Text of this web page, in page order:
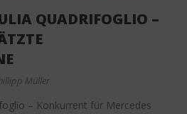
QUADRIFOGLIO –
Müller
– Konkurrent für Mercedes